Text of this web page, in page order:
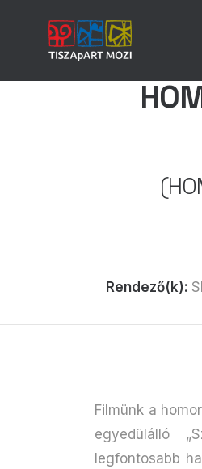
Rendező(k):
Filmünk a
egyedülálló
legfontosabb